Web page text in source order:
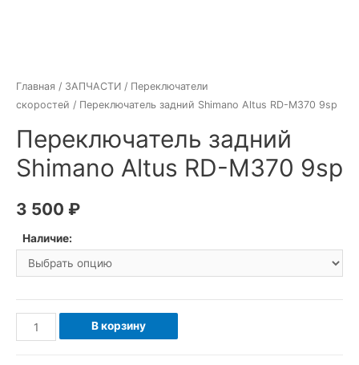
Главная / ЗАПЧАСТИ / Переключатели
скоростей / Переключатель задний Shimano Altus RD-M370 9sp
Переключатель задний
Shimano Altus RD-M370 9sp
3 500 ₽
Наличие:
Количество
товара
В корзину